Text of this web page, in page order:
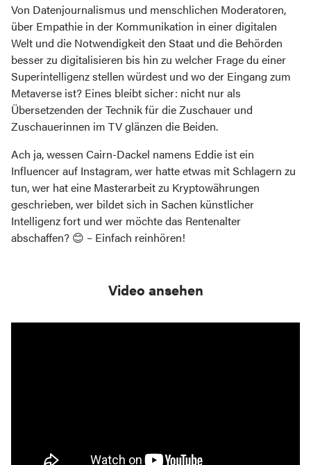
Von Datenjournalismus und menschlichen Moderatoren,
über Empathie in der Kommunikation in einer digitalen
Welt und die Notwendigkeit den Staat und die Behörden
besser zu digitalisieren bis hin zu welcher Frage du einer
Superintelligenz stellen würdest und wo der Eingang zum
Metaverse ist? Eines bleibt sicher: nicht nur als
Übersetzenden der Technik für die Zuschauer und
Zuschauerinnen im TV glänzen die Beiden.
Ach ja, wessen Cairn-Dackel namens Eddie ist ein
Influencer auf Instagram, wer hatte etwas mit Schlagern zu
tun, wer hat eine Masterarbeit zu Kryptowährungen
geschrieben, wer bildet sich in Sachen künstlicher
Intelligenz fort und wer möchte das Rentenalter
abschaffen? 😊 – Einfach reinhören!
Video ansehen